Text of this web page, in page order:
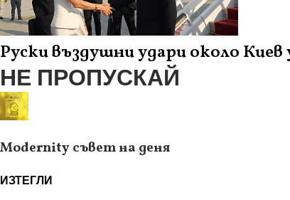
Руски въздушни удари около
НЕ ПРОПУСКАЙ
Modernity съвет на деня
ИЗТЕГЛИ